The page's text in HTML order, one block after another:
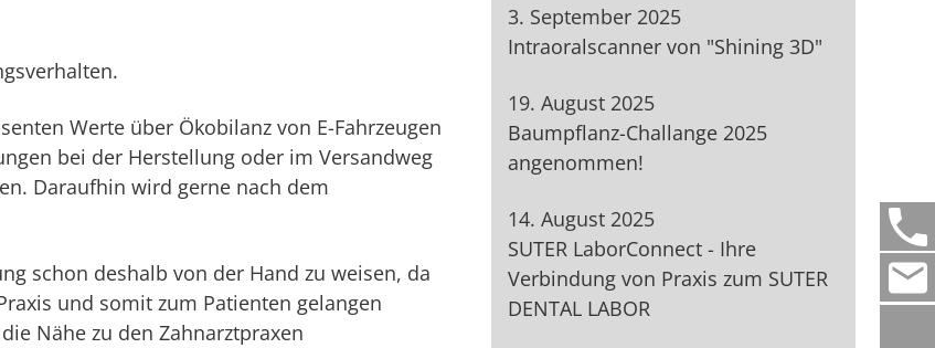
Werte über Ökobilanz von E-Fahrzeugen
bei der Herstellung oder im Versandweg
Daraufhin wird gerne nach dem
schon deshalb von der Hand zu weisen, da
und somit zum Patienten gelangen
Nähe zu den Zahnarztpraxen
3. September 2025
Intraoralscanner von "Shining 3D"
19. August 2025
Baumpflanz-Challange 2025
angenommen!
14. August 2025
SUTER LaborConnect - Ihre
Verbindung von Praxis zum SUTER
DENTAL LABOR